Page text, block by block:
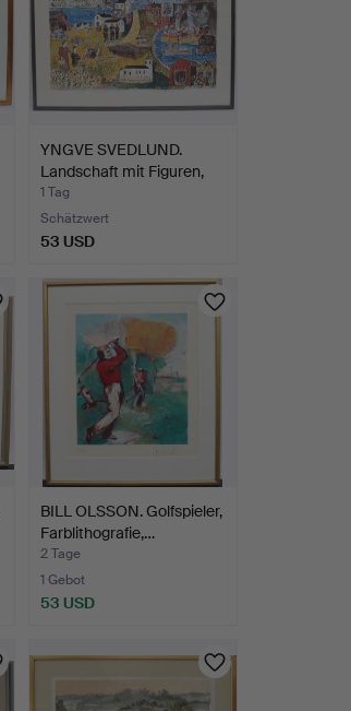
YNGVE SVEDLUND.
Landschaft mit Figuren,
Fa…
1 Tag
Schätzwert
53 USD
BILL OLSSON. Golfspieler,
Farblithografie,…
2 Tage
1 Gebot
53 USD